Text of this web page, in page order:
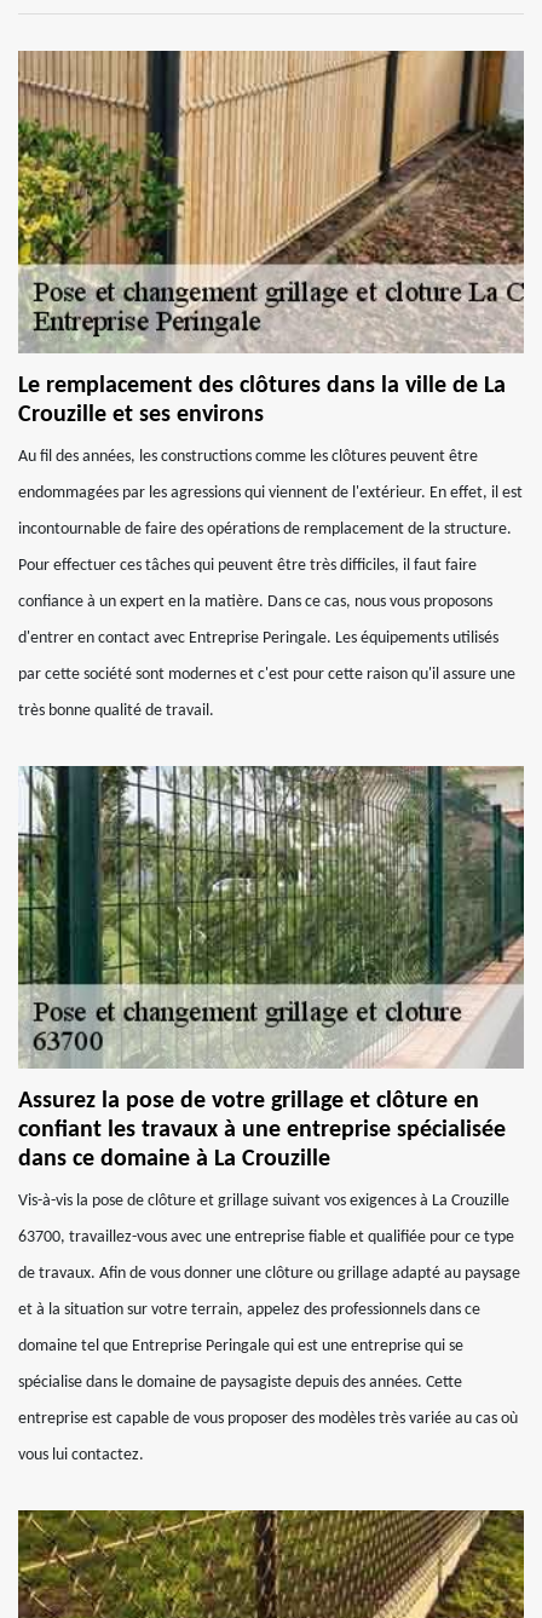
Le remplacement des clôtures dans la ville de La
Crouzille et ses environs
Au fil des années, les constructions comme les clôtures peuvent être
endommagées par les agressions qui viennent de l'extérieur. En effet, il est
incontournable de faire des opérations de remplacement de la structure.
Pour effectuer ces tâches qui peuvent être très difficiles, il faut faire
confiance à un expert en la matière. Dans ce cas, nous vous proposons
d'entrer en contact avec Entreprise Peringale. Les équipements utilisés
par cette société sont modernes et c'est pour cette raison qu'il assure une
très bonne qualité de travail.
Assurez la pose de votre grillage et clôture en
confiant les travaux à une entreprise spécialisée
dans ce domaine à La Crouzille
Vis-à-vis la pose de clôture et grillage suivant vos exigences à La Crouzille
63700, travaillez-vous avec une entreprise fiable et qualifiée pour ce type
de travaux. Afin de vous donner une clôture ou grillage adapté au paysage
et à la situation sur votre terrain, appelez des professionnels dans ce
domaine tel que Entreprise Peringale qui est une entreprise qui se
spécialise dans le domaine de paysagiste depuis des années. Cette
entreprise est capable de vous proposer des modèles très variée au cas où
vous lui contactez.